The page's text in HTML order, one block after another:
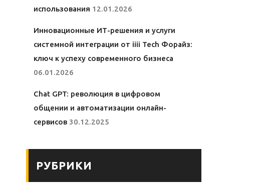
использования 12.01.2026
Инновационные ИТ-решения и услуги
системной интеграции от iiii Tech Форайз:
ключ к успеху современного бизнеса
06.01.2026
Chat GPT: революция в цифровом
общении и автоматизации онлайн-
сервисов 30.12.2025
РУБРИКИ